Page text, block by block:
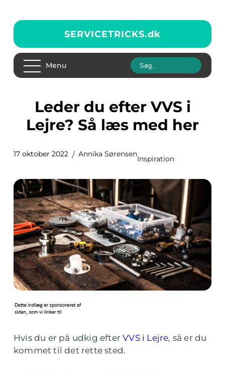
SERVICETRICKS.dk
Menu
Leder du efter VVS i
Lejre? Så læs med her
17 oktober 2022 Annika Sørensen
Inspiration
Hvis du er på udkig efterVVS i Lejre, så er du
kommet til det rette sted.